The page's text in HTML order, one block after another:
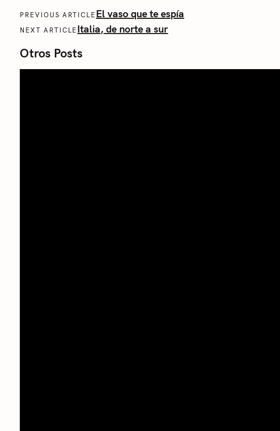
PREVIOUS ARTICLEEl vaso que te espía
NEXT ARTICLEItalia, de norte a sur
Otros Posts